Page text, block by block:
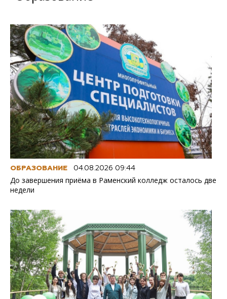
ОБРАЗОВАНИЕ 04.08.2026 09:44
До завершения приёма в Раменский колледж осталось две
недели